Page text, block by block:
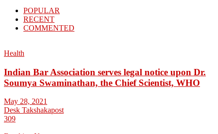
POPULAR
RECENT
COMMENTED
Health
Indian Bar Association serves legal notice upon Dr.
Soumya Swaminathan, the Chief Scientist, WHO
May 28, 2021
Desk Takshakapost
309